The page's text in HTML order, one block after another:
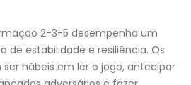
2-3-5 desempenha um
de estabilidade e resiliência. Os
hábeis em ler o jogo, antecipar